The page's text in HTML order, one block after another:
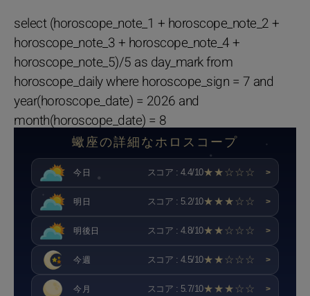
select (horoscope_note_1 + horoscope_note_2 +
horoscope_note_3 + horoscope_note_4 +
horoscope_note_5)/5 as day_mark from
horoscope_daily where horoscope_sign = 7 and
year(horoscope_date) = 2026 and
month(horoscope_date) = 8
蠍座の詳細なホロスコープ
今日 スコア : 4.4/10★★☆☆☆ >
明日 スコア : 5.2/10★★★☆☆ >
明後日 スコア : 4.8/10★★☆☆☆ >
今週 スコア : 4.5/10★★☆☆☆ >
今月 スコア : 5.7/10★★★☆☆ >